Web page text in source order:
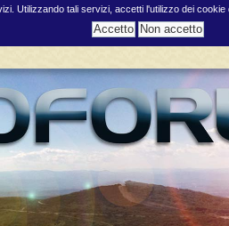
Utilizzando tali servizi, accetti l'utilizzo dei